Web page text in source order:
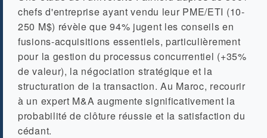
chefs d'entreprise ayant vendu leur PME/ETI (10-
250 M$) révèle que 94% jugent les conseils en
fusions-acquisitions essentiels, particulièrement
pour la gestion du processus concurrentiel (+35%
de valeur), la négociation stratégique et la
structuration de la transaction. Au Maroc, recourir
à un expert M&A augmente significativement la
probabilité de clôture réussie et la satisfaction du
cédant.